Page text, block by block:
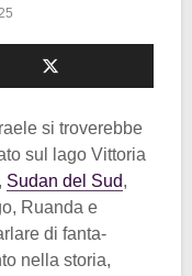
si troverebbe
sul lago Vittoria
Sudan del Sud,
Ruanda e
di fanta-
nella storia,